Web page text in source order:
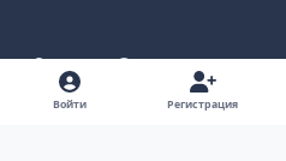
Светлый режим
Темный режим
Как в системе
Политика
Войти Регистрация